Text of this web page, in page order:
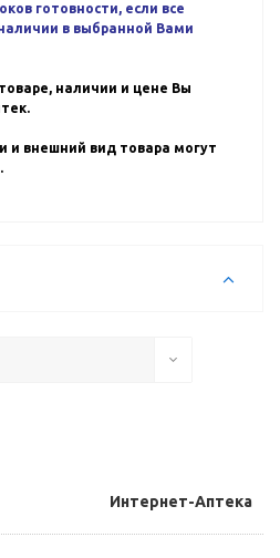
готовности, если все
в выбранной Вами
наличии и цене Вы
и внешний вид товара могут
Интернет-Аптека